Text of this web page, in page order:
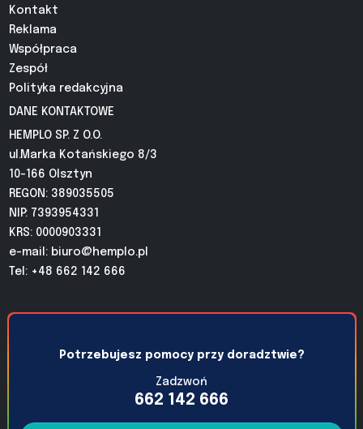
Kontakt
Reklama
Współpraca
Zespół
Polityka redakcyjna
DANE KONTAKTOWE
HEMPLO SP. Z O.O.
ul.Marka Kotańskiego 8/3
10-166 Olsztyn
REGON: 389035505
NIP: 7393954331
KRS: 0000903331
e-mail: biuro@hemplo.pl
Tel: +48 662 142 666
Potrzebujesz pomocy przy doradztwie?
Zadzwoń
662 142 666